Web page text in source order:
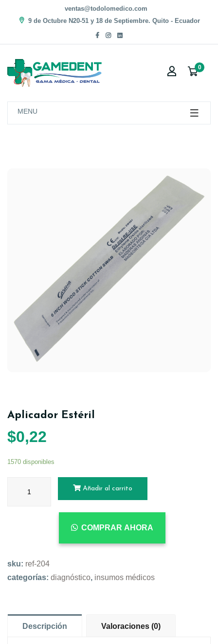
ventas@todolomedico.com
9 de Octubre N20-51 y 18 de Septiembre. Quito - Ecuador
0
MENU
Aplicador Estéril
$0,22
1570 disponibles
Añadir al carrito
COMPRAR AHORA
sku: ref-204
categorías: diagnóstico, insumos médicos
Descripción Valoraciones (0)